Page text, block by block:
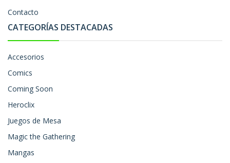
Contacto
CATEGORÍAS DESTACADAS
Accesorios
Comics
Coming Soon
Heroclix
Juegos de Mesa
Magic the Gathering
Mangas